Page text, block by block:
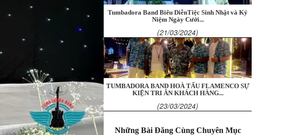
Tumbadora Band Biểu DiễnTiệc Sinh Nhật và Kỷ
Niệm Ngày Cưới...
(21/03/2024)
TUMBADORA BAND HOÀ TẤU FLAMENCO SỰ
KIỆN TRI ÂN KHÁCH HÀNG...
(23/03/2024)
Những Bài Đăng Cùng Chuyên Mục